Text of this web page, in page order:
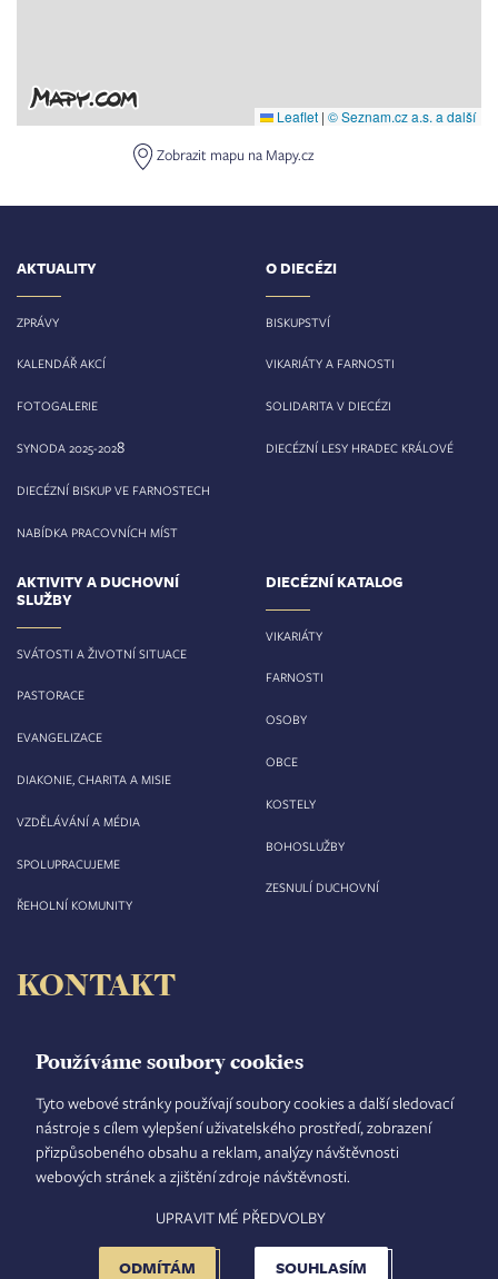
Používáme soubory cookies
Tyto webové stránky používají soubory cookies a další sledovací
nástroje s cílem vylepšení uživatelského prostředí, zobrazení
přizpůsobeného obsahu a reklam, analýzy návštěvnosti
webových stránek a zjištění zdroje návštěvnosti.
SOUHLASÍM
ODMÍTÁM
UPRAVIT MÉ PŘEDVOLBY
Leaflet | © Seznam.cz a.s. a další
Zobrazit mapu na Mapy.cz
AKTUALITY
ZPRÁVY
KALENDÁŘ AKCÍ
FOTOGALERIE
SYNODA 2025-2028
DIECÉZNÍ BISKUP VE FARNOSTECH
NABÍDKA PRACOVNÍCH MÍST
O DIECÉZI
BISKUPSTVÍ
VIKARIÁTY A FARNOSTI
SOLIDARITA V DIECÉZI
DIECÉZNÍ LESY HRADEC KRÁLOVÉ
AKTIVITY A DUCHOVNÍ
SLUŽBY
SVÁTOSTI A ŽIVOTNÍ SITUACE
PASTORACE
EVANGELIZACE
DIAKONIE, CHARITA A MISIE
VZDĚLÁVÁNÍ A MÉDIA
SPOLUPRACUJEME
ŘEHOLNÍ KOMUNITY
DIECÉZNÍ KATALOG
VIKARIÁTY
FARNOSTI
OSOBY
OBCE
KOSTELY
BOHOSLUŽBY
ZESNULÍ DUCHOVNÍ
KONTAKT
Velké náměstí 35/44
500 03 Hradec Králové
tel.: +420 495 063 611
IČO: 00 44 51 34
DIČ: CZ 00 44 51 34
Číslo účtu: 1006010044/5500
FOOTER
TISKOVÝ MLUVČÍ INTRANET MAPA STRÁNEK
NASTAVENÍ COOKIES